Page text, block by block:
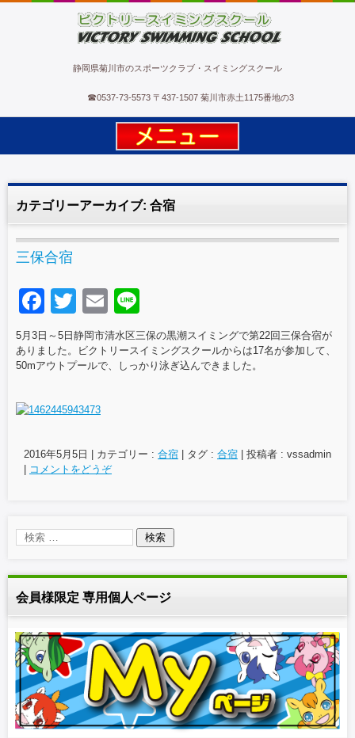
ビクトリースイミングスクール
静岡県菊川市のスポーツクラブ・スイミングスクール
☎0537-73-5573 〒437-1507 菊川市赤土1175番地の3
カテゴリーアーカイブ: 合宿
三保合宿
F
a
c
e
b
o
k
T
wi
tt
er
E
m
ail
n
e
5月3日～5日静岡市清水区三保の黒潮スイミングで第22回三保合宿が
ありました。ビクトリースイミングスクールからは17名が参加して、
50mアウトプールで、しっかり泳ぎ込んできました。
2016年5月5日 カテゴリー : 合宿 タグ : 合宿
投稿者 : vssadmin
コメントをどうぞ
会員様限定 専用個人ページ